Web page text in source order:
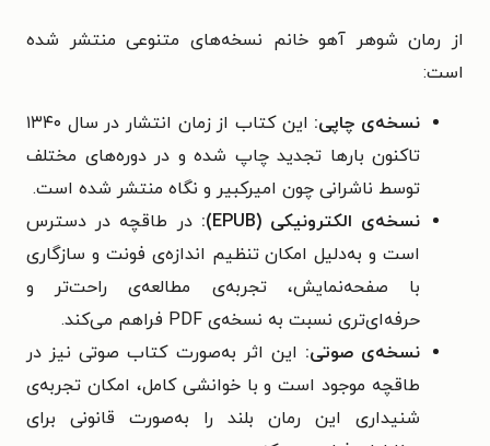
از رمان شوهر آهو خانم نسخه‌های متنوعی منتشر شده
است:
نسخه‌ی چاپی:
این کتاب از زمان انتشار در سال ۱۳۴۰
تاکنون بارها تجدید چاپ شده و در دوره‌های مختلف
توسط ناشرانی چون امیرکبیر و نگاه منتشر شده است.
نسخه‌ی الکترونیکی (EPUB):
در طاقچه در دسترس
است و به‌دلیل امکان تنظیم اندازه‌ی فونت و سازگاری
با صفحه‌نمایش، تجربه‌ی مطالعه‌ی راحت‌تر و
حرفه‌ای‌تری نسبت به نسخه‌ی PDF فراهم می‌کند.
نسخه‌ی صوتی: این اثر به‌صورت کتاب صوتی نیز در
طاقچه موجود است و با خوانشی کامل، امکان تجربه‌ی
شنیداری این رمان بلند را به‌صورت قانونی برای